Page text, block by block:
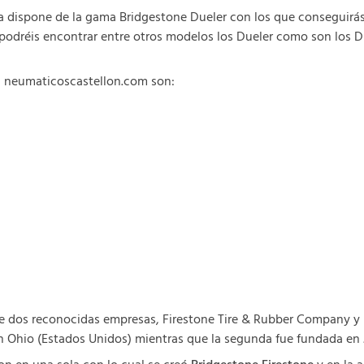
dispone de la gama Bridgestone Dueler con los que
encontrar entre otros modelos los Dueler como son los
son:
reconocidas empresas, Firestone Tire & Rubber Company
(Estados Unidos) mientras que la segunda fue fundada